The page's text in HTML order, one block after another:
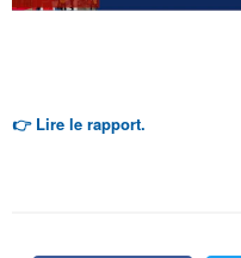
👉 Lire le rapport.